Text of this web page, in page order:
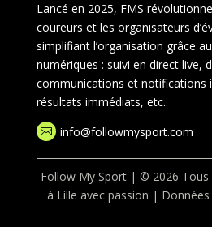
Lancé en 2025, FMS
coureurs et les organisateurs
simplifiant l’organisation grâce
numériques : suivi en direct live,
communications et notifications
résultats immédiats, etc..
 info@followmysport.com
Follow My Sport | © 2026
à Lille avec passion |